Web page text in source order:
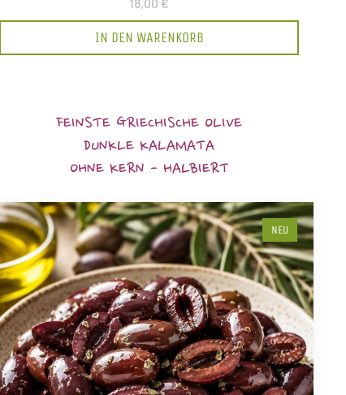
IN DEN WARENKORB
FEINSTE GRIECHISCHE OLIVE
DUNKLE KALAMATA
OHNE KERN - HALBIERT
NEU